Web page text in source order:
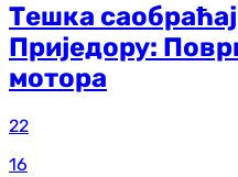
Тешка
Приједору:
мотора
22
16